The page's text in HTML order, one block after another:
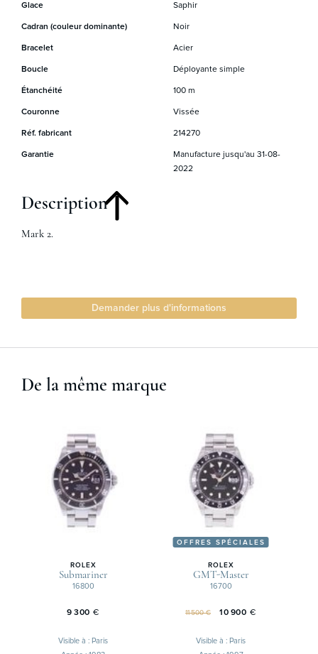
Glace Saphir
Cadran (couleur dominante) Noir
Bracelet Acier
Boucle Déployante simple
Étanchéité 100 m
Couronne Vissée
Réf. fabricant 214270
Garantie
Manufacture jusqu'au 31-08-
2022
Description
Mark 2.
Demander plus d'informations
De la même marque
ROLEX
Submariner
16800
9 300 €
Visible à : Paris
OFFRES SPÉCIALES
ROLEX
GMT-Master
16700
11 500 € 10 900 €
Visible à : Paris